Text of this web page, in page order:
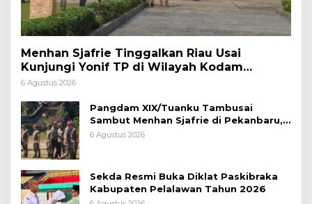
Menhan Sjafrie Tinggalkan Riau Usai
Kunjungi Yonif TP di Wilayah Kodam
XIX/Tuanku Tambusai
6 Agustus 2026
Pangdam XIX/Tuanku Tambusai
Sambut Menhan Sjafrie di Pekanbaru,
Ada Agenda Penting
6 Agustus 2026
Sekda Resmi Buka Diklat Paskibraka
Kabupaten Pelalawan Tahun 2026